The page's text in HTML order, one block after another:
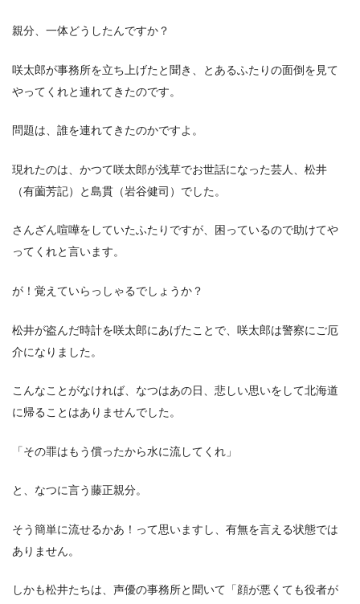
親分、一体どうしたんですか？
咲太郎が事務所を立ち上げたと聞き、とあるふたりの面倒を見て
やってくれと連れてきたのです。
問題は、誰を連れてきたのかですよ。
現れたのは、かつて咲太郎が浅草でお世話になった芸人、松井
（有薗芳記）と島貫（岩谷健司）でした。
さんざん喧嘩をしていたふたりですが、困っているので助けてや
ってくれと言います。
が！覚えていらっしゃるでしょうか？
松井が盗んだ時計を咲太郎にあげたことで、咲太郎は警察にご厄
介になりました。
こんなことがなければ、なつはあの日、悲しい思いをして北海道
に帰ることはありませんでした。
「その罪はもう償ったから水に流してくれ」
と、なつに言う藤正親分。
そう簡単に流せるかあ！って思いますし、有無を言える状態では
ありません。
しかも松井たちは、声優の事務所と聞いて「顔が悪くても役者が